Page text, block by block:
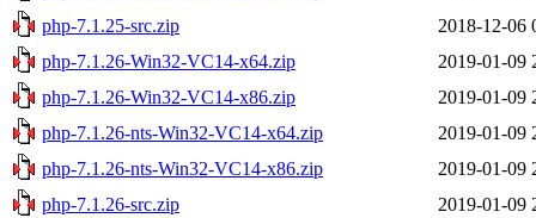
php-7.1.25-src.zip
2018-12-06
php-7.1.26-Win32-VC14-x64.zip
2019-01-09
php-7.1.26-Win32-VC14-x86.zip
2019-01-09
php-7.1.26-nts-Win32-VC14-x64.zip
2019-01-09
php-7.1.26-nts-Win32-VC14-x86.zip
2019-01-09
php-7.1.26-src.zip
2019-01-09